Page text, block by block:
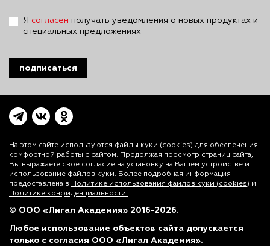
Я согласен получать уведомления о новых продуктах и
специальных предложениях
подписаться
На этом сайте используются файлы куки (cookies) для обеспечения
комфортной работы с сайтом. Продолжая просмотр страниц сайта,
Вы выражаете свое согласие на установку на Вашем устройстве и
использование файлов куки. Более подробная информация
предоставлена в Политике использования файлов куки (cookies) и
Политике конфиденциальности.
© ООО «Лигал Академия» 2016-2026.
Любое использование объектов сайта допускается
только с согласия ООО «Лигал Академия».